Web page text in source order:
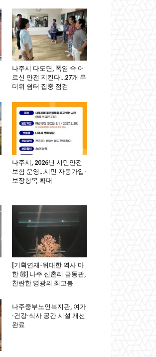
나주시 다도면, 폭염 속 어
르신 안전 지킨다…27개 무
더위 쉼터 집중 점검
나주시, 2026년 시민안전
보험 운영…시민 자동가입·
보장항목 확대
[기획연재-위대한 역사 마
한 ⑭] 나주 신촌리 금동관,
찬란한 영광의 최고봉
나주중부노인복지관, 여가
·건강·식사 공간 시설 개선
완료